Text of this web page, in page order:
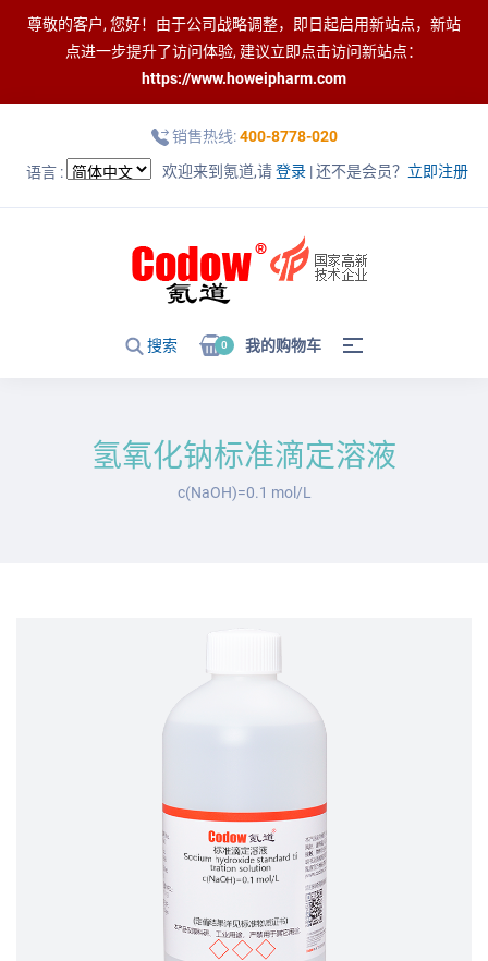
尊敬的客户, 您好！由于公司战略调整，即日起启用新站点，新站
点进一步提升了访问体验, 建议立即点击访问新站点：
https://www.howeipharm.com
销售热线:400-8778-020
语言 : 欢迎来到氪道,请登录| 还不是会员？ 立即注册
搜索 0 我的购物车
氢氧化钠标准滴定溶液
c(NaOH)=0.1 mol/L